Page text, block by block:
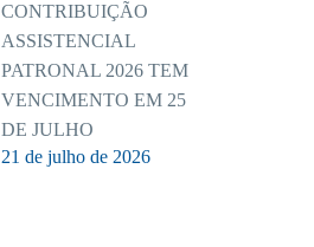
CONTRIBUIÇÃO
ASSISTENCIAL
PATRONAL 2026 TEM
VENCIMENTO EM 25
DE JULHO
21 de julho de 2026